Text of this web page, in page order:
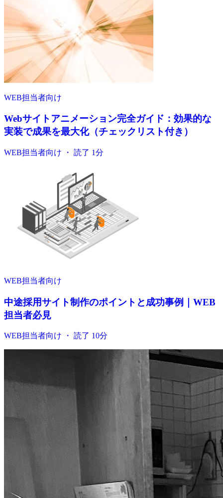
WEB担当者向け
Webサイトアニメーション完全ガイド：効果的な
実装で成果を最大化（チェックリスト付き）
WEB担当者向け ・ 読了 1分
WEB担当者向け
中途採用サイト制作のポイントと成功事例｜WEB
担当者必見
WEB担当者向け ・ 読了 10分